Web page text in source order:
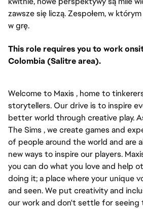
zawsze się liczą. Zespołem, w
w grę.
This role requires you to work
Colombia (Salitre area).
Welcome to Maxis , home to
storytellers. Our drive is to inspire
better world through creative play.
The Sims , we create games and
of people around the world and are
new ways to inspire our players.
you can do what you love and help
doing it; a place where your unique
and seen. We put creativity and
our work and don't settle for seeing